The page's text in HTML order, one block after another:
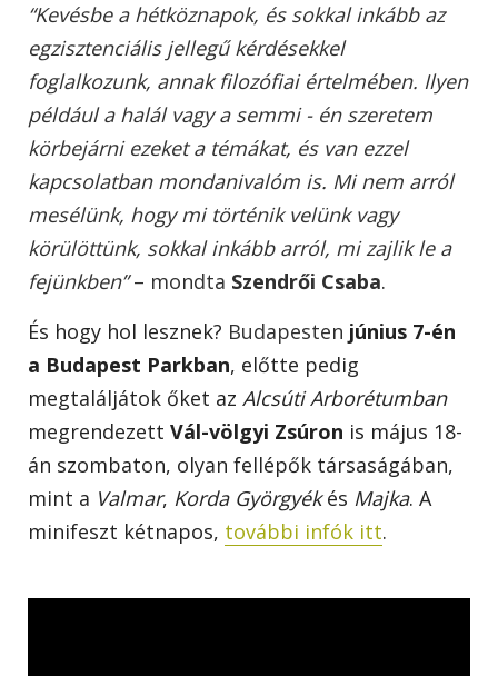
“Kevésbe a hétköznapok, és sokkal inkább az
egzisztenciális jellegű kérdésekkel
foglalkozunk, annak filozófiai értelmében. Ilyen
például a halál vagy a semmi - én szeretem
körbejárni ezeket a témákat, és van ezzel
kapcsolatban mondanivalóm is. Mi nem arról
mesélünk, hogy mi történik velünk vagy
körülöttünk, sokkal inkább arról, mi zajlik le a
fejünkben”– mondta Szendrői Csaba.
És hogy hol lesznek? Budapesten június 7-én
a Budapest Parkban, előtte pedig
megtaláljátok őket az Alcsúti Arborétumban
megrendezett Vál-völgyi Zsúron is május 18-
án szombaton, olyan fellépők társaságában,
mint a Valmar, Korda Györgyékés Majka. A
minifeszt kétnapos, további infók itt.